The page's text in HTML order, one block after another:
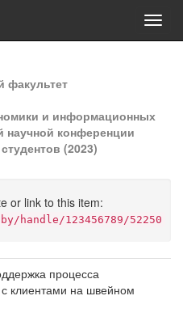
факультет
и информационных
научной конференции
(2023)
or link to this item:
123456789/52250
процесса
клиентами на швейном